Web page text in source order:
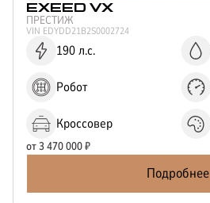
EXEED VX
ПРЕСТИЖ
VIN EDYDD21B2S0002724
190 л.с.
Робот
Кроссовер
от3 470 000₽
Подробнее